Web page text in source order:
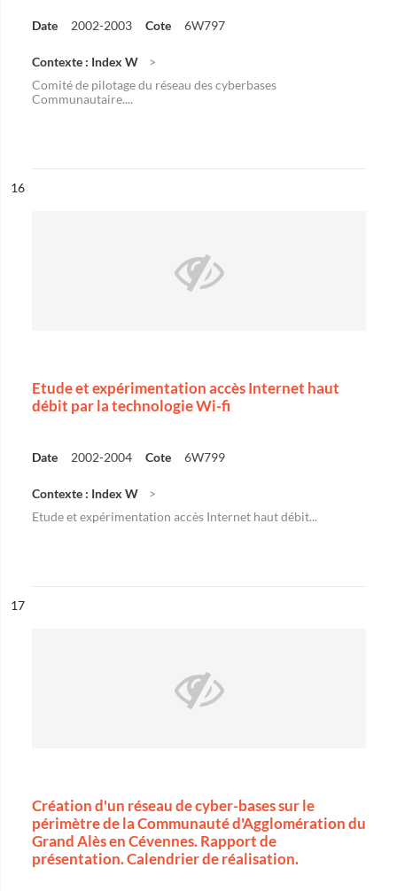
Date 2002-2003 Cote 6W797
Contexte : Index W
Comité de pilotage du réseau des cyberbases
Communautaire....
n°
16
Etude et expérimentation accès Internet haut
débit par la technologie Wi-fi
Date 2002-2004 Cote 6W799
Contexte : Index W
Etude et expérimentation accès Internet haut débit...
n°
17
Création d'un réseau de cyber-bases sur le
périmètre de la Communauté d'Agglomération du
Grand Alès en Cévennes. Rapport de
présentation. Calendrier de réalisation.